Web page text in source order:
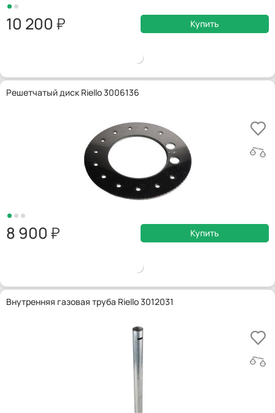
10 200 Купить
Решетчатый диск Riello 3006136
8 900 Купить
Внутренняя газовая труба Riello 3012031